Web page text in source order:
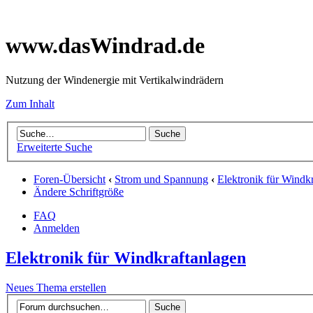
www.dasWindrad.de
Nutzung der Windenergie mit Vertikalwindrädern
Zum Inhalt
Erweiterte Suche
Foren-Übersicht ‹ Strom und Spannung ‹ Elektronik für
Ändere Schriftgröße
FAQ
Anmelden
Elektronik für Windkraftanlagen
Neues Thema erstellen